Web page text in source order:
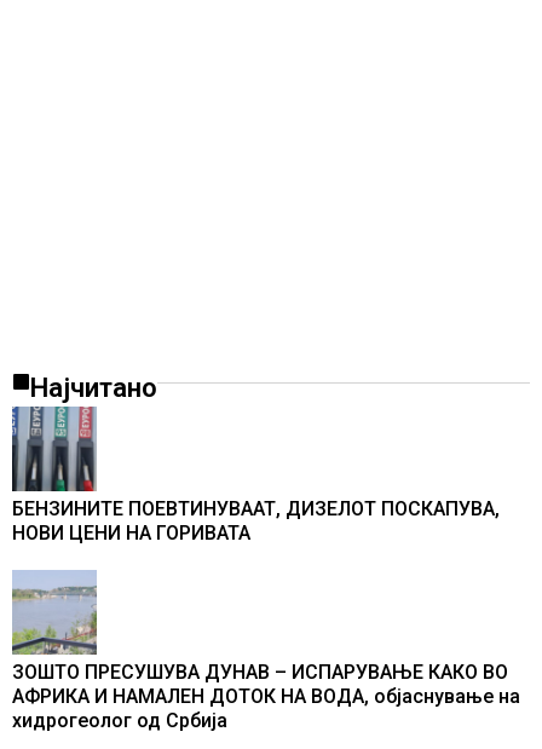
Најчитано
БЕНЗИНИТЕ ПОЕВТИНУВААТ, ДИЗЕЛОТ ПОСКАПУВА,
НОВИ ЦЕНИ НА ГОРИВАТА
ЗОШТО ПРЕСУШУВА ДУНАВ – ИСПАРУВАЊЕ КАКО ВО
АФРИКА И НАМАЛЕН ДОТОК НА ВОДА, објаснување на
хидрогеолог од Србија